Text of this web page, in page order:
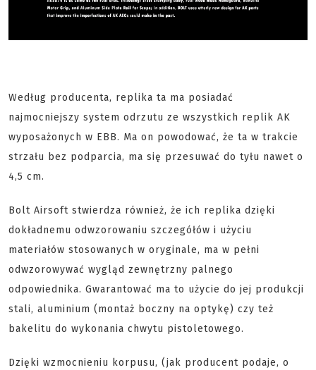
Według producenta, replika ta ma posiadać
najmocniejszy system odrzutu ze wszystkich replik AK
wyposażonych w EBB. Ma on powodować, że ta w trakcie
strzału bez podparcia, ma się przesuwać do tyłu nawet o
4,5 cm.
Bolt Airsoft stwierdza również, że ich replika dzięki
dokładnemu odwzorowaniu szczegółów i użyciu
materiałów stosowanych w oryginale, ma w pełni
odwzorowywać wygląd zewnętrzny palnego
odpowiednika. Gwarantować ma to użycie do jej produkcji
stali, aluminium (montaż boczny na optykę) czy też
bakelitu do wykonania chwytu pistoletowego.
Dzięki wzmocnieniu korpusu, (jak producent podaje, o